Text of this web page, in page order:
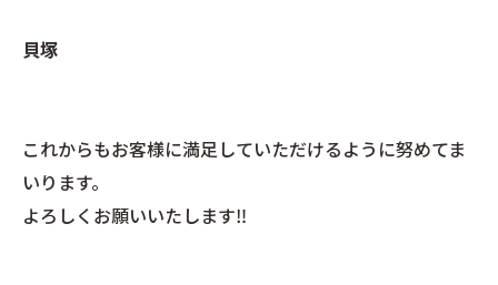
貝塚
これからもお客様に満足していただけるように努めてま
いります。
よろしくお願いいたします‼︎